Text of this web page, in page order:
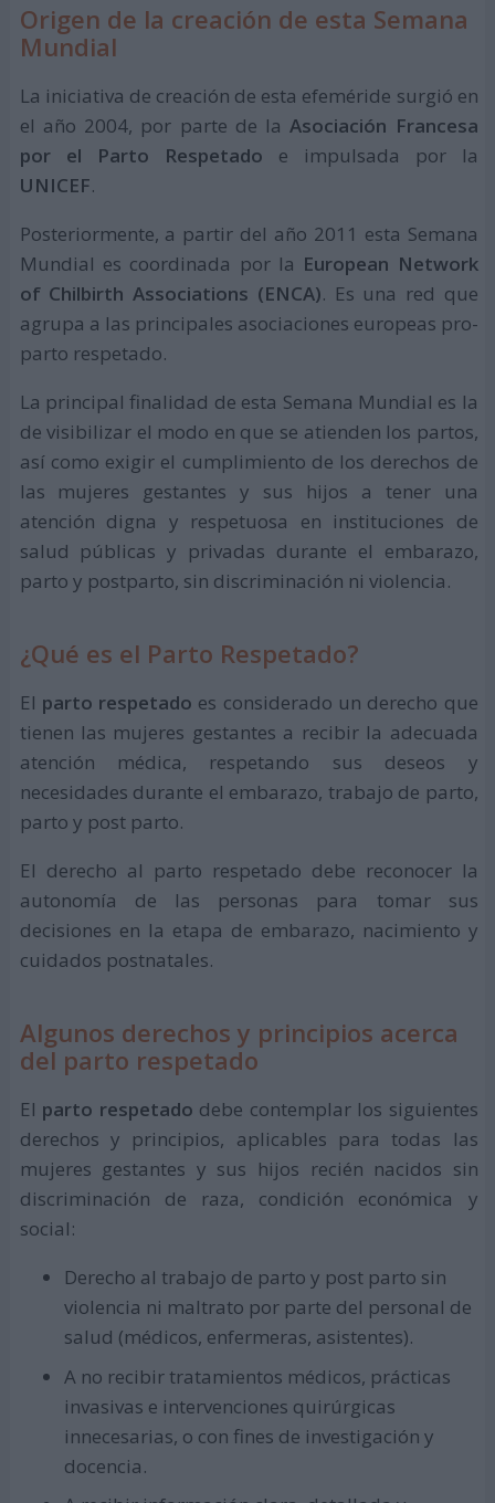
Origen de la creación de esta Semana
Mundial
La iniciativa de creación de esta efeméride surgió en
el año 2004, por parte de laAsociación Francesa
por el Parto Respetado e impulsada por la
UNICEF.
Posteriormente, a partir del año 2011 esta Semana
Mundial es coordinada por la European Network
of Chilbirth Associations (ENCA). Es una red que
agrupa a las principales asociaciones europeas pro-
parto respetado.
La principal finalidad de esta Semana Mundial es la
de visibilizar el modo en que se atienden los partos,
así como exigir el cumplimiento de los derechos de
las mujeres gestantes y sus hijos a tener una
atención digna y respetuosa en instituciones de
salud públicas y privadas durante el embarazo,
parto y postparto, sin discriminación ni violencia.
¿Qué es el Parto Respetado?
El parto respetado es considerado un derecho que
tienen las mujeres gestantes a recibir la adecuada
atención médica, respetando sus deseos y
necesidades durante el embarazo, trabajo de parto,
parto y post parto.
El derecho al parto respetado debe reconocer la
autonomía de las personas para tomar sus
decisiones en la etapa de embarazo, nacimiento y
cuidados postnatales.
Algunos derechos y principios acerca
del parto respetado
El parto respetado debe contemplar los siguientes
derechos y principios, aplicables para todas las
mujeres gestantes y sus hijos recién nacidos sin
discriminación de raza, condición económica y
social:
Derecho al trabajo de parto y post parto sin
violencia ni maltrato por parte del personal de
salud (médicos, enfermeras, asistentes).
A no recibir tratamientos médicos, prácticas
invasivas e intervenciones quirúrgicas
innecesarias, o con fines de investigación y
docencia.